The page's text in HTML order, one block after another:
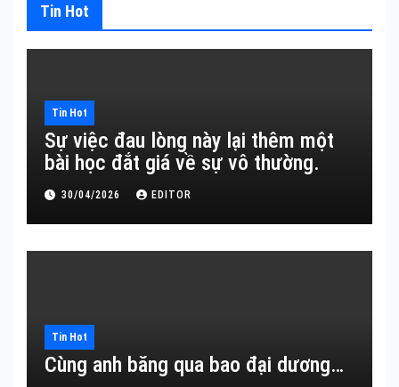
Tin Hot
Tin Hot
Sự việc đau lòng này lại thêm một
bài học đắt giá về sự vô thường.
30/04/2026 EDITOR
Tin Hot
Cùng anh băng qua bao đại dương…